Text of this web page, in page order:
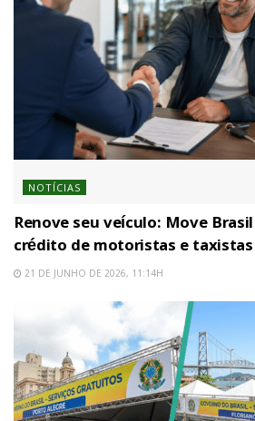
NOTÍCIAS
Renove seu veículo: Move
crédito de motoristas e taxistas
21 DE JUNHO DE 2026, 11:14H